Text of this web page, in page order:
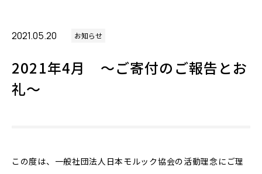
2021.05.20 お知らせ
2021年4月 ～ご寄付のご報告とお
礼～
この度は、一般社団法人日本モルック協会の活動理念にご理